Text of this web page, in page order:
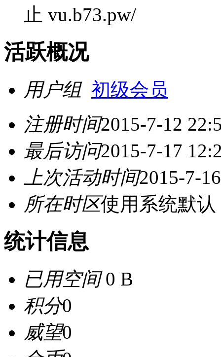
止 vu.b73.pw/
活跃概况
用户组 初级会员
注册时间2015-7-12
最后访问2015-7-17
上次活动时间2015-7-
所在时区使用系统默认
统计信息
已用空间0 B
积分0
威望0